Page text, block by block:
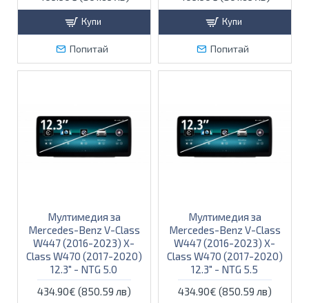
Купи
Попитай
Купи
Попитай
Мултимедия за
Mercedes-Benz V-Class
W447 (2016-2023) X-
Class W470 (2017-2020)
12.3" - NTG 5.0
434.90€ (850.59 лв)
Мултимедия за
Mercedes-Benz V-Class
W447 (2016-2023) X-
Class W470 (2017-2020)
12.3" - NTG 5.5
434.90€ (850.59 лв)